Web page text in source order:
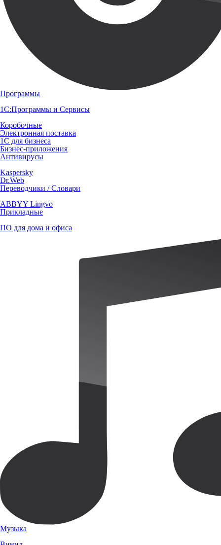
Программы
1С:Программы и Сервисы
Коробочные
Электронная поставка
1С для бизнеса
Бизнес-приложения
Антивирусы
Kaspersky
Dr.Web
Переводчики / Словари
ABBYY Lingvo
Прикладные
ПО для дома и офиса
Музыка